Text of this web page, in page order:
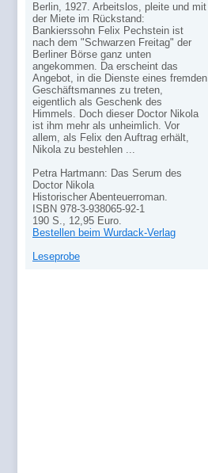
Berlin, 1927. Arbeitslos, pleite und mit
der Miete im Rückstand:
Bankierssohn Felix Pechstein ist
nach dem "Schwarzen Freitag" der
Berliner Börse ganz unten
angekommen. Da erscheint das
Angebot, in die Dienste eines fremden
Geschäftsmannes zu treten,
eigentlich als Geschenk des
Himmels. Doch dieser Doctor Nikola
ist ihm mehr als unheimlich. Vor
allem, als Felix den Auftrag erhält,
Nikola zu bestehlen ...
Petra Hartmann: Das Serum des
Doctor Nikola
Historischer Abenteuerroman.
ISBN 978-3-938065-92-1
190 S., 12,95 Euro.
Bestellen beim Wurdack-Verlag
Leseprobe